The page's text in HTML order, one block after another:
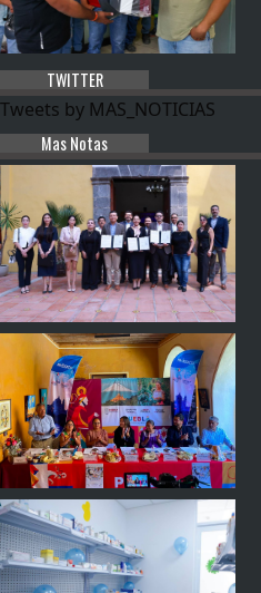
TWITTER
Tweets by MAS_NOTICIAS
Mas Notas